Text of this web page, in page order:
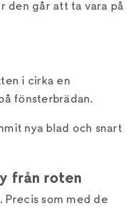
den går att ta vara på
i cirka en
fönsterbrädan.
nya blad och snart
från roten
som med de